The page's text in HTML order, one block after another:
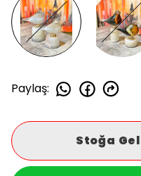
Paylaş:
Stoğa